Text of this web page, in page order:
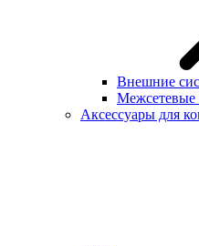
Внешние
Межсетевые
Аксессуары для